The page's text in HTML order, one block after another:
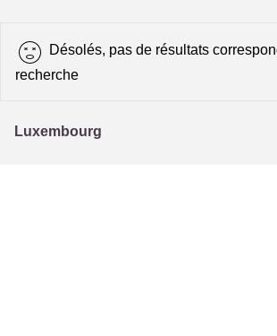
Désolés, pas de résultats
recherche
Luxembourg